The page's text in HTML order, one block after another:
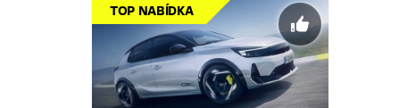
TOP NABÍDKA